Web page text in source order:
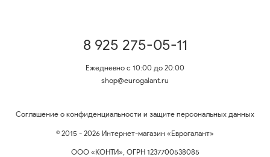
8 925 275-05-11
Ежедневно с 10:00 до 20:00
shop@eurogalant.ru
Соглашение о конфиденциальности и защите персональных данных
© 2015 - 2026 Интернет-магазин «Еврогалант»
ООО «КОНТИ», ОГРН 1237700538085